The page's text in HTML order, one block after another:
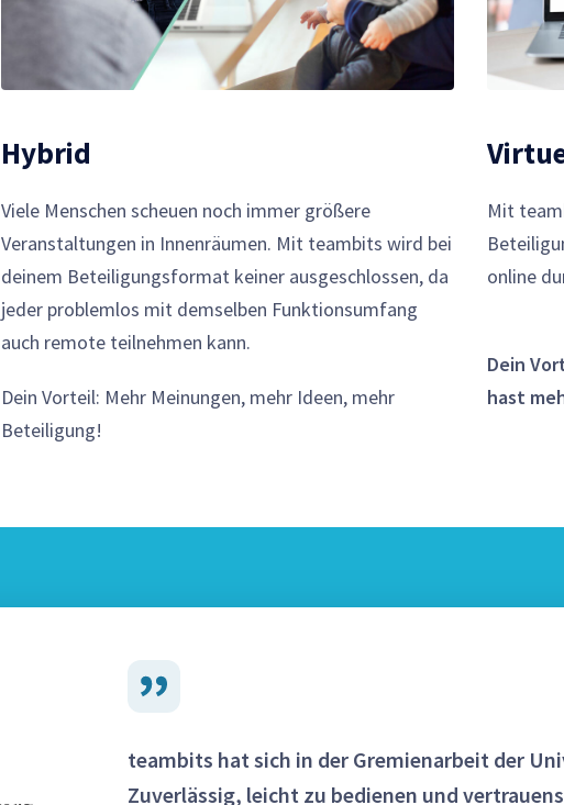
Hybrid
Viele Menschen scheuen noch immer größere
Veranstaltungen in Innenräumen. Mit teambits wird bei
deinem Beteiligungsformat keiner ausgeschlossen, da
jeder problemlos mit demselben Funktionsumfang
auch remote teilnehmen kann.
Dein Vorteil: Mehr Meinungen, mehr Ideen, mehr
Beteiligung!
Mit
online
Dein
hast
teambits hat sich in der Gremienarbeit der
Zuverlässig, leicht zu bedienen und